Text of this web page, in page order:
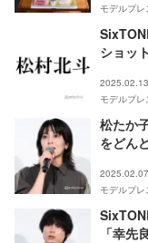
モデルプレ
ショッ
モデルプレ
松たか
をどん
モデルプレ
「幸先